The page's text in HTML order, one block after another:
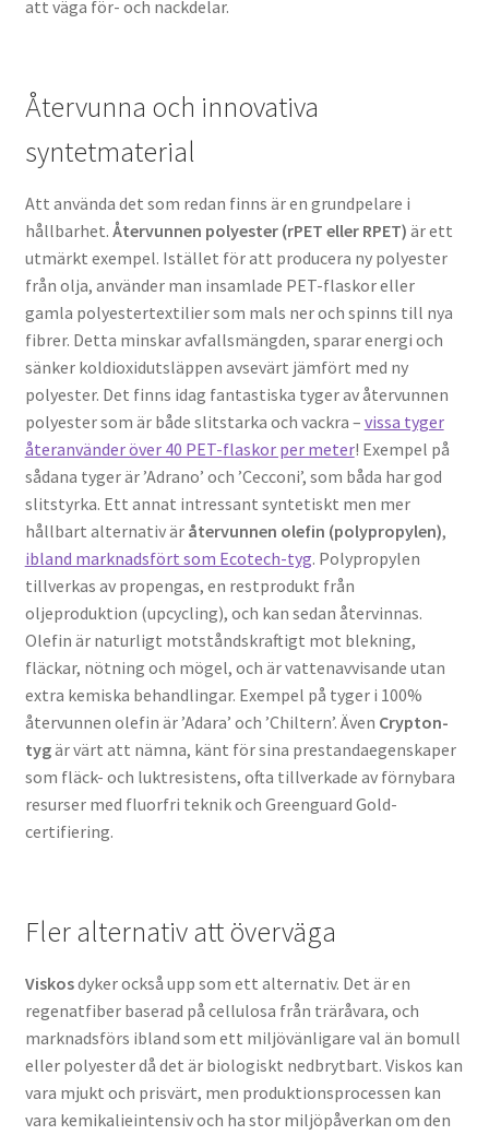
att väga för- och nackdelar.
Återvunna och innovativa
syntetmaterial
Att använda det som redan finns är en grundpelare i
hållbarhet. Återvunnen polyester (rPET eller RPET) är ett
utmärkt exempel. Istället för att producera ny polyester
från olja, använder man insamlade PET-flaskor eller
gamla polyestertextilier som mals ner och spinns till nya
fibrer. Detta minskar avfallsmängden, sparar energi och
sänker koldioxidutsläppen avsevärt jämfört med ny
polyester. Det finns idag fantastiska tyger av återvunnen
polyester som är både slitstarka och vackra – vissa tyger
återanvänder över 40 PET-flaskor per meter! Exempel på
sådana tyger är ’Adrano’ och ’Cecconi’, som båda har god
slitstyrka. Ett annat intressant syntetiskt men mer
hållbart alternativ är återvunnen olefin (polypropylen),
ibland marknadsfört som Ecotech-tyg. Polypropylen
tillverkas av propengas, en restprodukt från
oljeproduktion (upcycling), och kan sedan återvinnas.
Olefin är naturligt motståndskraftigt mot blekning,
fläckar, nötning och mögel, och är vattenavvisande utan
extra kemiska behandlingar. Exempel på tyger i 100%
återvunnen olefin är ’Adara’ och ’Chiltern’. Även Crypton-
tygär värt att nämna, känt för sina prestandaegenskaper
som fläck- och luktresistens, ofta tillverkade av förnybara
resurser med fluorfri teknik och Greenguard Gold-
certifiering.
Fler alternativ att överväga
Viskosdyker också upp som ett alternativ. Det är en
regenatfiber baserad på cellulosa från träråvara, och
marknadsförs ibland som ett miljövänligare val än bomull
eller polyester då det är biologiskt nedbrytbart. Viskos kan
vara mjukt och prisvärt, men produktionsprocessen kan
vara kemikalieintensiv och ha stor miljöpåverkan om den